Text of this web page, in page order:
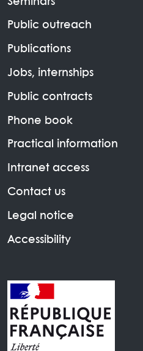
Public outreach
Publications
Jobs, internships
Public contracts
Phone book
Practical information
Intranet access
Contact us
Legal notice
Accessibility